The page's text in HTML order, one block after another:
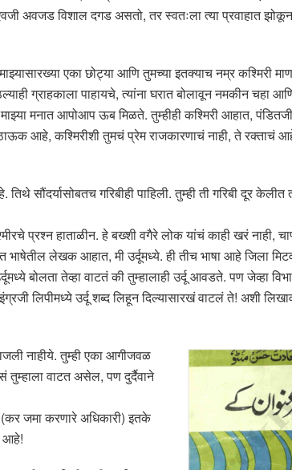
अवजड विशाल दगड असतो, तर स्वतःला त्या प्रवाहात
एका छोट्या आणि तुमच्या इतक्याच नम्र कश्मिरी
ग्राहकाला पाहायचे, त्यांना घरात बोलावून नमकीन चहा
मनात आपोआप ऊब मिळते. तुम्हीही कश्मिरी आहात,
ठाऊक आहे, कश्मिरीशी तुमचं प्रेम राजकारणाचं नाही, ते रक्ताचं
सौंदर्यासोबतच गरिबीही पाहिली. तुम्ही ती गरिबी दूर केलीत
प्रश्न हाताळीन. हे बख्शी वगैरे लोक यांचं काही खरं नाही,
भाषेतील लेखक आहात, मी उर्दूमध्ये. ही तीच भाषा आहे जिला
बोलता तेव्हा वाटतं की तुम्हालाही उर्दू आवडते. पण जेव्हा
लिपीमध्ये उर्दू शब्द लिहून दिल्यासारखं वाटलं ते! अशी
नाहीये. तुम्ही एका आगीजवळ
वाटत असेल, पण दुर्दैवाने
जमा करणारे अधिकारी) इतके
आहे!